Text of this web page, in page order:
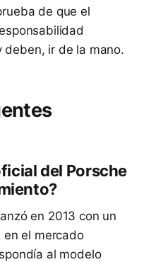
de que el
deben, ir de la mano.
del Porsche
en 2013 con un
en el mercado
al modelo